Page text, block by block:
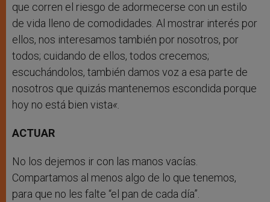
que corren el riesgo de adormecerse con un estilo
de vida lleno de comodidades. Al mostrar interés por
ellos, nos interesamos también por nosotros, por
todos; cuidando de ellos, todos crecemos;
escuchándolos, también damos voz a esa parte de
nosotros que quizás mantenemos escondida porque
hoy no está bien vista«.
ACTUAR
No los dejemos ir con las manos vacías.
Compartamos al menos algo de lo que tenemos,
para que no les falte “el pan de cada día”.